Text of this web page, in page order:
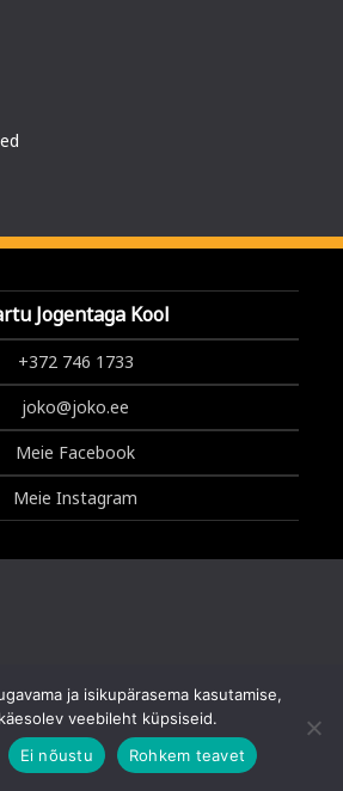
Jogentaga Kool
+372 746 1733
joko@joko.ee
Meie Facebook
Meie Instagram
© 2025 Tartu Jogentaga Kool
ja isikupärasema kasutamise,
veebileht küpsiseid.
Ei nõustu Rohkem teavet